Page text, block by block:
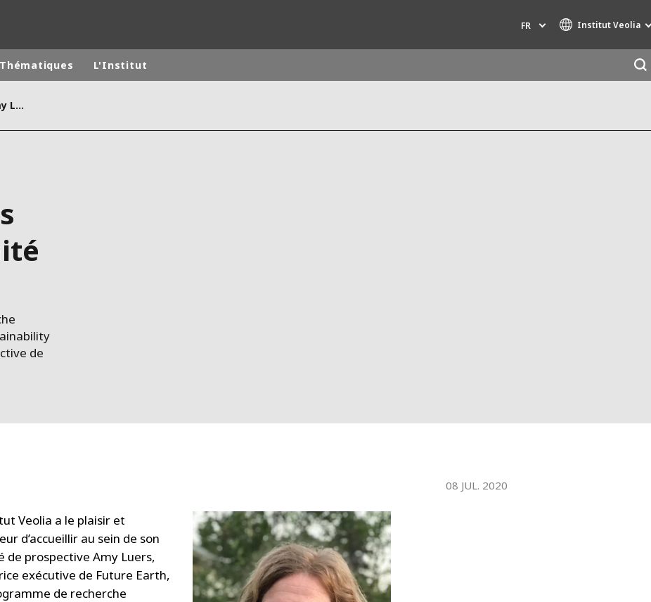
FR Institut Veolia
monde
Thématiques L'Institut
L'Institut Veolia accueille Amy Luers au sein de son comité de prospective
de
08 JUL. 2020
Veolia a le plaisir et
d’accueillir au sein de son
de prospective Amy Luers,
exécutive de Future Earth,
de recherche